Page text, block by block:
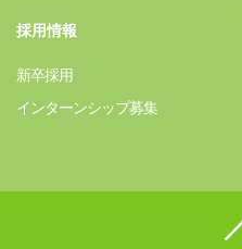
採用情報
新卒採用
インターンシップ募集